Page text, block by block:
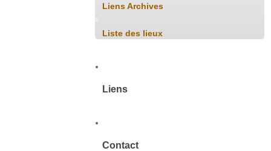
Liens Archives
Liste des lieux
Liens
Contact